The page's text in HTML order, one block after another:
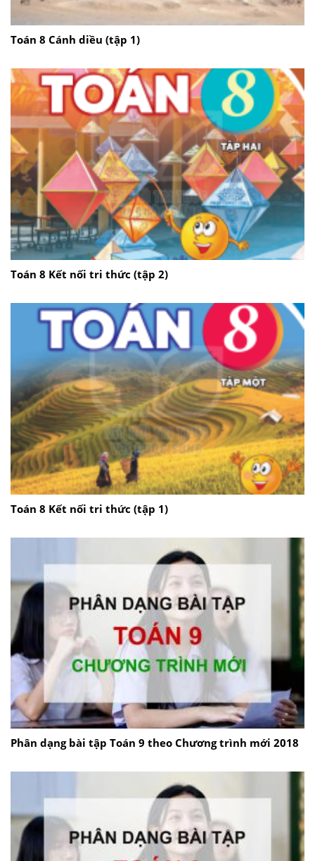
Toán 8 Cánh diều (tập 1)
Toán 8 Kết nối tri thức (tập 2)
Toán 8 Kết nối tri thức (tập 1)
Phân dạng bài tập Toán 9 theo Chương trình mới 2018